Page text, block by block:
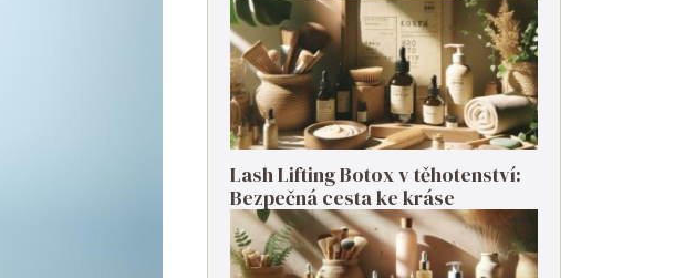
Lash Lifting Botox v těhotenství:
Bezpečná cesta ke kráse